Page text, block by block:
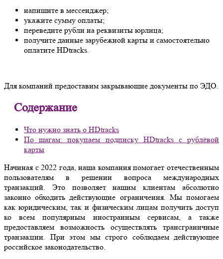
напишите в мессенджер;
укажите сумму оплаты;
переведите рубли на реквизиты юрлица;
получите данные зарубежной карты и самостоятельно
оплатите HDtracks.
Для компаний предоставим закрывающие документы по ЭДО.
Содержание
Что нужно знать о HDtracks
По шагам: покупаем подписку HDtracks с рублёвой
карты
Начиная с 2022 года, наша компания помогает отечественным
пользователям в решении вопроса международных
транзакций. Это позволяет нашим клиентам абсолютно
законно обходить действующие ограничения. Мы помогаем
как юридическим, так и физическим лицам получить доступ
ко всем популярным иностранным сервисам, а также
предоставляем возможность осуществлять трансграничные
транзакции. При этом мы строго соблюдаем действующее
российское законодательство.